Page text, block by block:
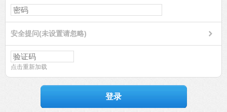
安全提问(未设置请忽略)
点击重新加载
登录